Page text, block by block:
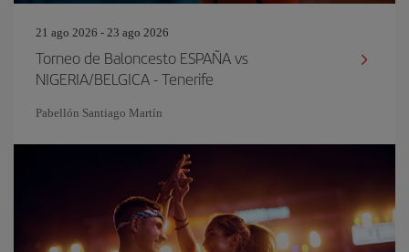
21 ago 2026 - 23 ago 2026
Torneo de Baloncesto ESPAÑA vs
NIGERIA/BELGICA - Tenerife
Pabellón Santiago Martín